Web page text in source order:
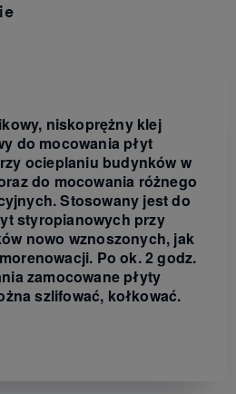
niskoprężny klej
do mocowania płyt
ocieplaniu budynków w
do mocowania różnego
Stosowany jest do
styropianowych przy
nowo wznoszonych, jak
Po ok. 2 godz.
zamocowane płyty
szlifować, kołkować.